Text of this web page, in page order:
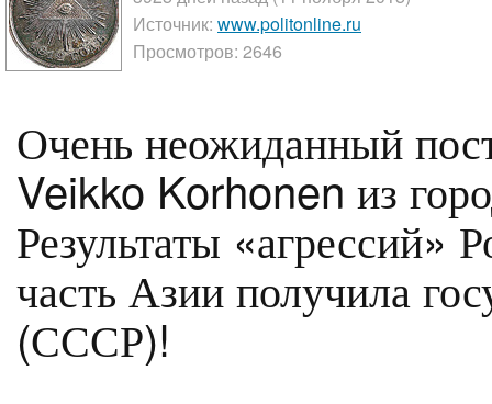
Источник: www.politonline.ru
Просмотров: 2646
Очень неожиданный
Veikko Korhonen из
Результаты
часть Азии получила
(СССР)!